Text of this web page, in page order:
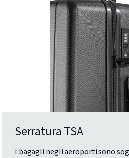
Serratura TSA
I bagagli negli aeroporti sono